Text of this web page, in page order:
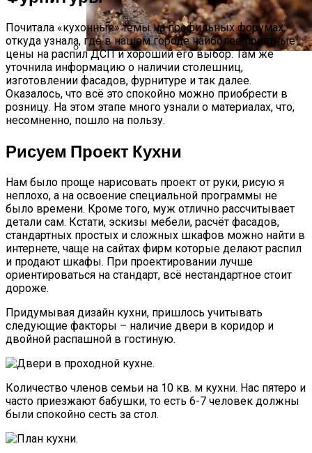
Стратификация Семян
Почитала «кухонные» темы на профильных форумах,
откуда узнала, где в нашем городе наиболее приятные
цены на распил ДСП и хороший его выбор. Там же
уточнила информацию о наличии столешниц,
изготовлении фасадов, фурнитуре и так далее.
Оказалось, что всё это спокойно можно приобрести в
розницу. На этом этапе много узнали о материалах, что,
несомненно, пошло на пользу.
Рисуем Проект Кухни
Нам было проще нарисовать проект от руки, рисую я
неплохо, а на освоение специальной программы не
было времени. Кроме того, муж отлично рассчитывает
детали сам. Кстати, эскизы мебели, расчёт фасадов,
стандартных простых и сложных шкафов можно найти в
интернете, чаще на сайтах фирм которые делают распил
и продают шкафы. При проектировании лучше
ориентироваться на стандарт, всё нестандартное стоит
дороже.
Придумывая дизайн кухни, пришлось учитывать
следующие факторы – наличие двери в коридор и
двойной распашной в гостиную.
Количество членов семьи на 10 кв. м кухни. Нас пятеро и
часто приезжают бабушки, то есть 6-7 человек должны
были спокойно сесть за стол.